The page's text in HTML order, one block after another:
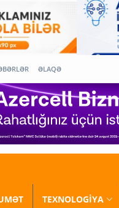
ƏLAQƏ
TEXNOLOGİYA